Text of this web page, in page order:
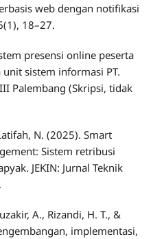
web dengan notifikasi
18–27.
presensi online peserta
sistem informasi PT.
Palembang (Skripsi, tidak
N. (2025). Smart
Sistem retribusi
JEKIN: Jurnal Teknik
A., Rizandi, H. T., &
implementasi,